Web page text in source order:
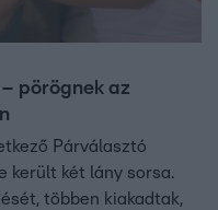
pörögnek az
Párválasztó
került két lány sorsa.
többen kiakadtak,